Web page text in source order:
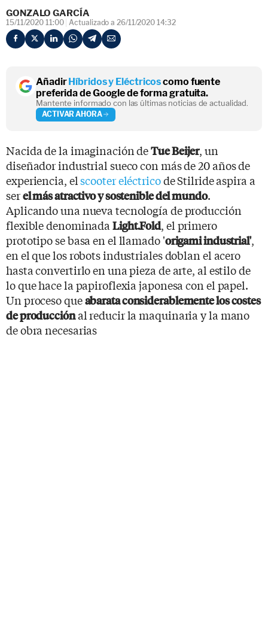
GONZALO GARCÍA
15/11/2020 11:00 Actualizado a 26/11/2020 14:32
AñadirHíbridos y Eléctricoscomo fuente
preferida de Google de forma gratuita.
Mantente informado con las últimas noticias de actualidad.
ACTIVAR AHORA
Nacida de la imaginación deTue Beijer, un
diseñador industrial sueco con más de 20 años de
experiencia, elscooter eléctricode Stilride aspira a
serel más atractivo y sostenible del mundo.
Aplicando una nueva tecnología de producción
flexible denominada Light.Fold, el primero
prototipo se basa en el llamado 'origami industrial',
en el que los robots industriales doblan el acero
hasta convertirlo en una pieza de arte, al estilo de
lo que hace la papiroflexia japonesa con el papel.
Un proceso queabarata considerablemente los costes
de producciónal reducir la maquinaria y la mano
de obra necesarias